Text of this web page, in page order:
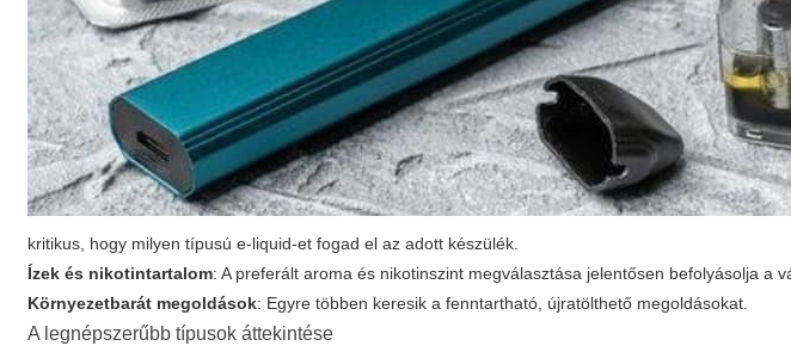
kritikus, hogy milyen típusú e-liquid-et fogad el az adott készülék.
Ízek és nikotintartalom: A preferált aroma és nikotinszint megválasztása jelentősen befolyásolja a
Környezetbarát megoldások: Egyre többen keresik a fenntartható, újratölthető megoldásokat.
A legnépszerűbb típusok áttekintése